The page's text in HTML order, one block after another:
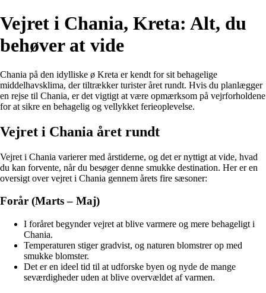
Vejret i Chania, Kreta: Alt, du
behøver at vide
Chania på den idylliske ø Kreta er kendt for sit behagelige
middelhavsklima, der tiltrækker turister året rundt. Hvis du planlægger
en rejse til Chania, er det vigtigt at være opmærksom på vejrforholdene
for at sikre en behagelig og vellykket ferieoplevelse.
Vejret i Chania året rundt
Vejret i Chania varierer med årstiderne, og det er nyttigt at vide, hvad
du kan forvente, når du besøger denne smukke destination. Her er en
oversigt over vejret i Chania gennem årets fire sæsoner:
Forår (Marts – Maj)
I foråret begynder vejret at blive varmere og mere behageligt i
Chania.
Temperaturen stiger gradvist, og naturen blomstrer op med
smukke blomster.
Det er en ideel tid til at udforske byen og nyde de mange
seværdigheder uden at blive overvældet af varmen.